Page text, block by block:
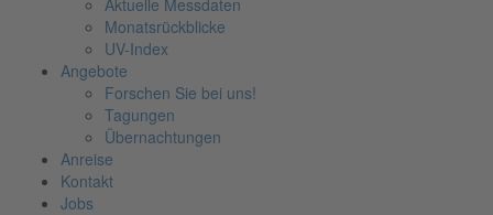
Aktuelle Messdaten
Monatsrückblicke
UV-Index
Angebote
Forschen Sie bei uns!
Tagungen
Übernachtungen
Anreise
Kontakt
Jobs